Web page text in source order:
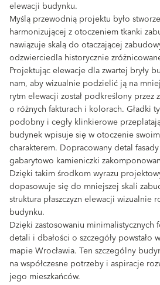
elewacji budynku.
Myślą przewodnią projektu było
harmonizującej z otoczeniem tkanki
nawiązuje skalą do otaczającej
odzwierciedla historycznie
Projektując elewacje dla zwartej bryły
nam, aby wizualnie podzielić ją na
rytm elewacji został podkreślony przez
o różnych fakturach i kolorach. Gładki
podobny i cegły klinkierowe
budynek wpisuje się w otoczenie
charakterem. Dopracowany detal
gabarytowo kamieniczki
Dzięki takim środkom wyrazu
dopasowuje się do mniejszej skali
struktura płaszczyzn elewacji wizualnie
budynku.
Dzięki zastosowaniu minimalistycznych
detali i dbałości o szczegóły powstało
mapie Wrocławia. Ten szczególny
na współczesne potrzeby i aspiracje
jego mieszkańców.